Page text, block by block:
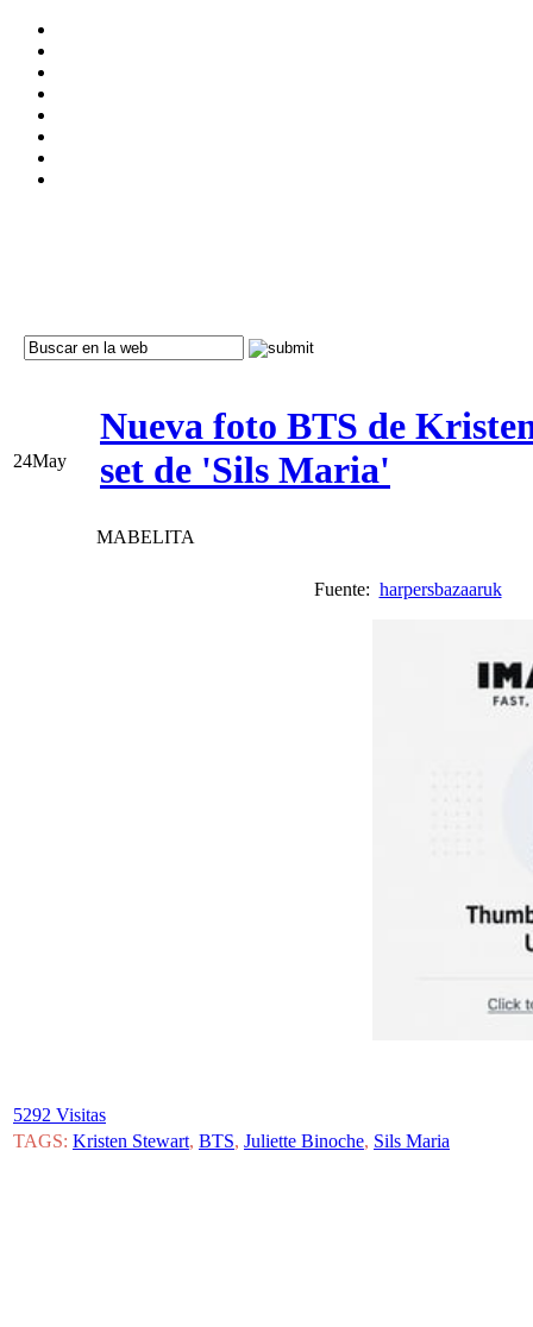
24May
Nueva foto BTS de
set de 'Sils Maria'
MABELITA
Fuente: harpersbazaaruk
5292 Visitas
TAGS: Kristen Stewart, BTS, Juliette Binoche, Sils Maria